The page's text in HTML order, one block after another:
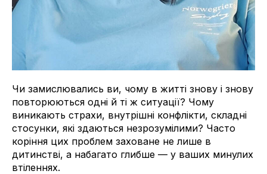
Чи замислювались ви, чому в житті знову і знову
повторюються одні й ті ж ситуації? Чому
виникають страхи, внутрішні конфлікти, складні
стосунки, які здаються незрозумілими? Часто
коріння цих проблем заховане не лише в
дитинстві, а набагато глибше — у ваших минулих
втіленнях.